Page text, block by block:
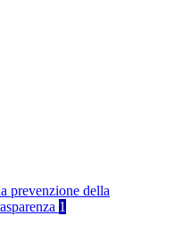
prevenzione della
1